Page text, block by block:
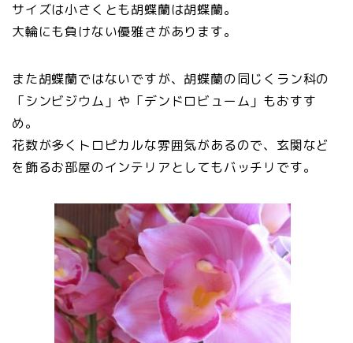
サイズは小さくとも胡蝶蘭は胡蝶蘭。
大輪にも負けない優雅さがあります。
また胡蝶蘭ではないですが、胡蝶蘭の同じくラン科の
「シンビジウム」や「デンドロビューム」もおすす
め。
花数が多くトロピカルな雰囲気があるので、玄関など
を飾るお部屋のインテリアとしてもバッチリです。